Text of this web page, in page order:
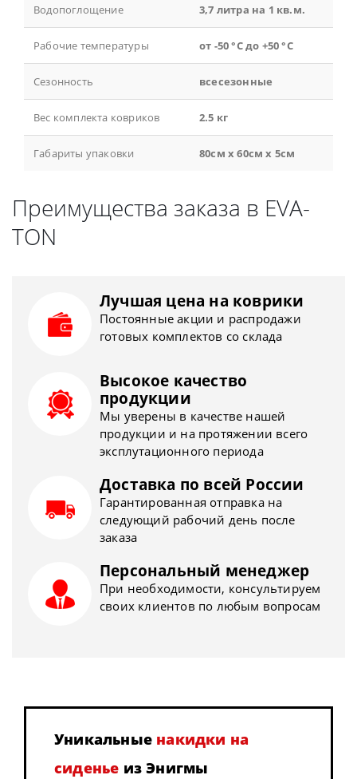
Водопоглощение 3,7 литра на 1 кв.м.
Рабочие температуры от -50 °С до +50 °С
Сезонность всесезонные
Вес комплекта ковриков 2.5 кг
Габариты упаковки 80см x 60см x 5см
Преимущества заказа в EVA-
TON
Лучшая цена на коврики
Постоянные акции и распродажи
готовых комплектов со склада
Высокое качество
продукции
Мы уверены в качестве нашей
продукции и на протяжении всего
эксплутационного периода
Доставка по всей России
Гарантированная отправка на
следующий рабочий день после
заказа
Персональный менеджер
При необходимости, консультируем
своих клиентов по любым вопросам
Уникальные накидки на
сиденье из Энигмы